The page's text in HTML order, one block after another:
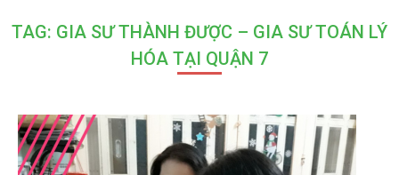
TAG: GIA SƯ THÀNH ĐƯỢC – GIA SƯ TOÁN LÝ
HÓA TẠI QUẬN 7